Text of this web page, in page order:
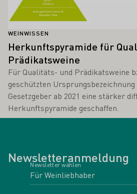
WEINWISSEN
Herkunftspyramide für
Prädikatsweine
Für Qualitäts- und Prädikatsweine
geschützten Ursprungsbezeichnung
Gesetzgeber ab 2021 eine stärker
Herkunftspyramide geschaffen.
Newsletteranmeldung
Newsletter wählen